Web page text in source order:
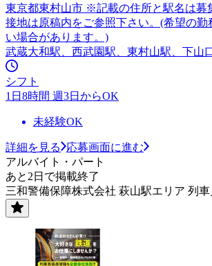
東京都東村山市 ※記載の住所と駅名は募
接地は原稿内をご参照下さい。(希望の勤
い場合があります。)
武蔵大和駅、西武園駅、東村山駅、下山
シフト
1日8時間 週3日からOK
未経験OK
詳細を見る
応募画面に進む
アルバイト・パート
あと2日で掲載終了
三和警備保障株式会社 萩山駅エリア 列